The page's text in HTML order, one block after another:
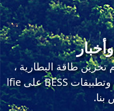
طاقة البطارية ،
وأحدث تقنيات البطاريات ، وتطبيقات BESS على lfie
بنا.